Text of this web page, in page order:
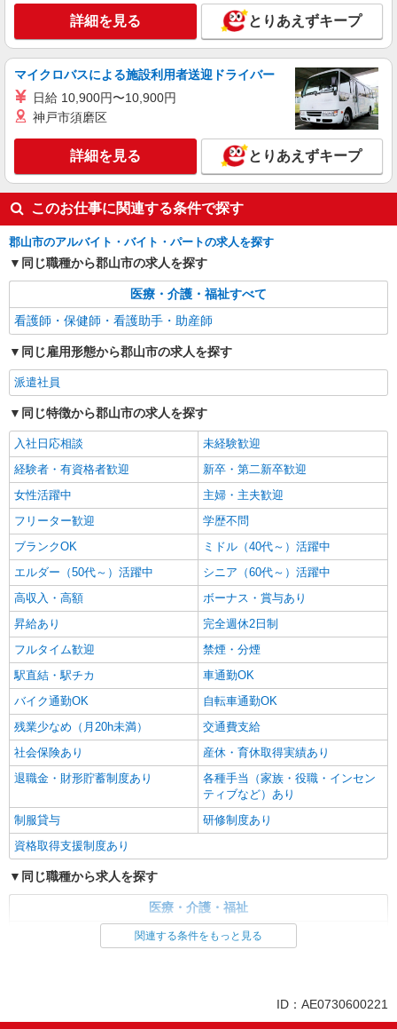
パート 派遣社員
日研トータルソーシング株式会社 メディカルケア事業部/郡山オフィ
ス【看護助手】
看護助手（ナースエイド）
時給1,150円 ★週払いOK（規定あり） ※給与
福島県郡山市 【最寄駅】JR磐越西線「喜久
田」駅
キープ 詳細を見る
アルバイト パート 派遣社員
日研トータルソーシング株式会社 メディカルケア事業部/郡山オフィ
ス【看護助手】
看護助手（ナースエイド）
時給1,150円 ★週払いOK（規定あり） ※給与
幅は経験・能力による
福島県郡山市 【最寄駅】JR水郡線「磐城守
山」駅
キープ
詳細を見る とりあえずキープ
マイクロバスによる施設利用者送迎ドライバー
日給 10,900円〜10,900円
神戸市須磨区
詳細を見る とりあえずキープ
このお仕事に関連する条件で探す
郡山市のアルバイト・バイト・パートの求人を探す
同じ職種から郡山市の求人を探す
医療・介護・福祉すべて
看護師・保健師・看護助手・助産師
同じ雇用形態から郡山市の求人を探す
派遣社員
同じ特徴から郡山市の求人を探す
入社日応相談
未経験歓迎
経験者・有資格者歓迎
新卒・第二新卒歓迎
女性活躍中
主婦・主夫歓迎
フリーター歓迎
学歴不問
ブランクOK
ミドル（40代～）活躍中
エルダー（50代～）活躍中
シニア（60代～）活躍中
高収入・高額
ボーナス・賞与あり
昇給あり
完全週休2日制
フルタイム歓迎
禁煙・分煙
駅直結・駅チカ
車通勤OK
バイク通勤OK
自転車通勤OK
残業少なめ（月20h未満）
交通費支給
社会保険あり
産休・育休取得実績あり
退職金・財形貯蓄制度あり
各種手当（家族・役職・インセン
ティブなど）あり
制服貸与
研修制度あり
資格取得支援制度あり
同じ職種から求人を探す
医療・介護・福祉
看護師・保健師・看護助手・助産師
ボーナス・賞与あり
車通勤OK
関連する条件をもっと見る
ID：AE0730600221